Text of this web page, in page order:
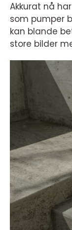
Akkurat nå
som pumper
kan blande
store bilder